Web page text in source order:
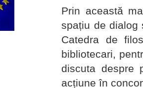
Prin această
spațiu de dialog
Catedra de
bibliotecari,
discuta despre
acțiune în